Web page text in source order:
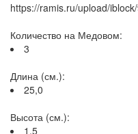
https://ramis.ru/upload/
Количество на Медовом:
3
Длина (см.):
25,0
Высота (см.):
1,5